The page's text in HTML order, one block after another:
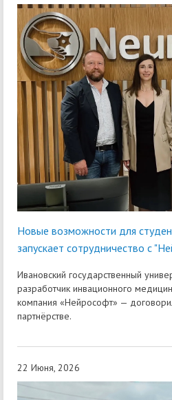
Новые возможности для
запускает сотрудничество с
Ивановский государственный
разработчик инвационного
компания «Нейрософт» —
партнёрстве.
22 Июня, 2026